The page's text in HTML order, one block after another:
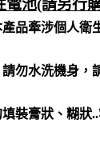
電池(請另行
品牽涉個人衛
請勿水洗機身，
裝膏狀、糊狀..